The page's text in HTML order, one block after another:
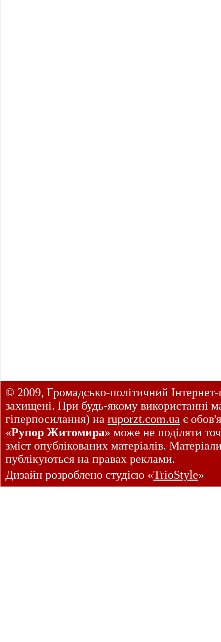
© 2009, Громадсько-політичний
захищені. При будь-якому використанні
гіперпосилання) на ruporzt.com.ua є
«Рупор Житомира» може не поділяти
зміст опублікованих матеріалів.
публікуються на правах реклами.
Дизайн розроблено студією «TrioStyle»